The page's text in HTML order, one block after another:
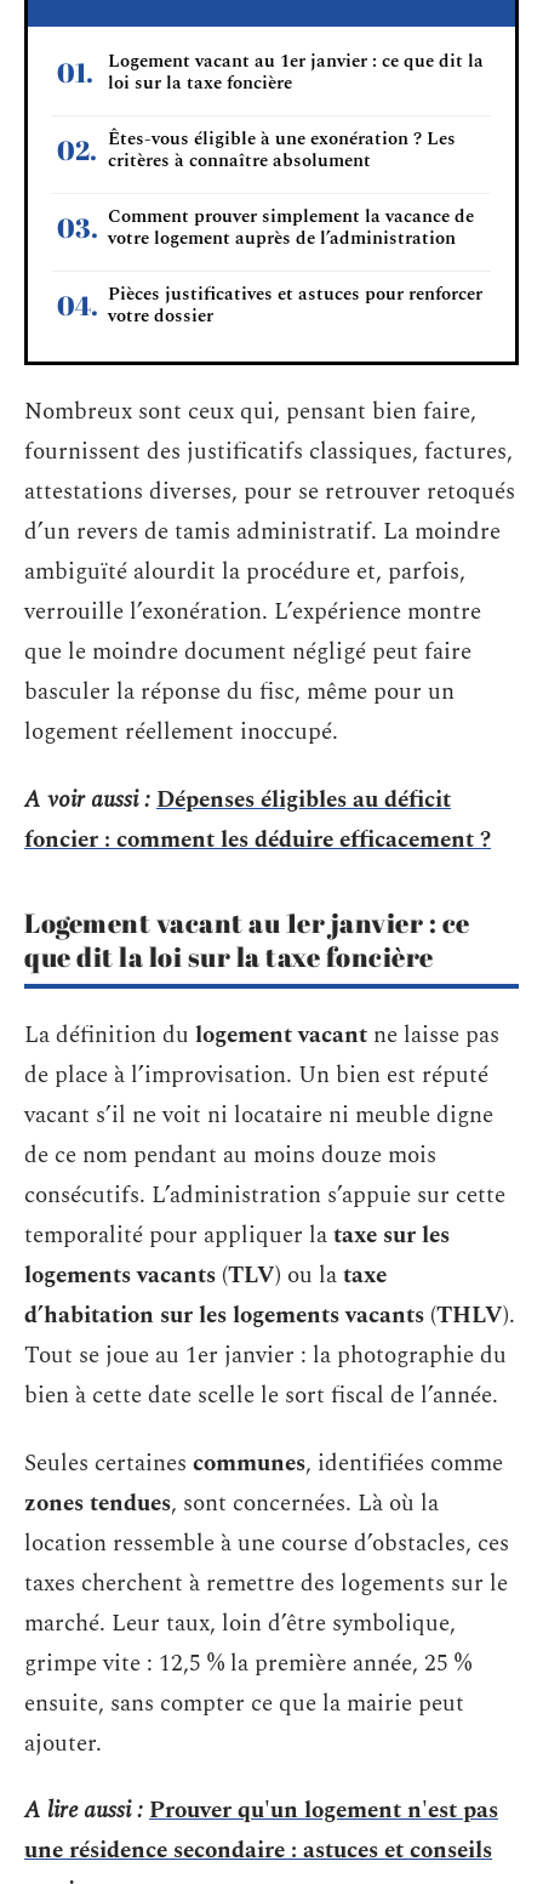
Logement vacant au 1er janvier : ce que dit la
loi sur la taxe foncière
Êtes-vous éligible à une exonération ? Les
critères à connaître absolument
Comment prouver simplement la vacance de
votre logement auprès de l’administration
Pièces justificatives et astuces pour renforcer
votre dossier
Nombreux sont ceux qui, pensant bien faire,
fournissent des justificatifs classiques, factures,
attestations diverses, pour se retrouver retoqués
d’un revers de tamis administratif. La moindre
ambiguïté alourdit la procédure et, parfois,
verrouille l’exonération. L’expérience montre
que le moindre document négligé peut faire
basculer la réponse du fisc, même pour un
logement réellement inoccupé.
A voir aussi :Dépenses éligibles au déficit
foncier : comment les déduire efficacement ?
Logement vacant au 1er janvier : ce
que dit la loi sur la taxe foncière
La définition du logement vacant ne laisse pas
de place à l’improvisation. Un bien est réputé
vacant s’il ne voit ni locataire ni meuble digne
de ce nom pendant au moins douze mois
consécutifs. L’administration s’appuie sur cette
temporalité pour appliquer lataxe sur les
logements vacants (TLV) ou lataxe
d’habitation sur les logements vacants (THLV).
Tout se joue au 1er janvier : la photographie du
bien à cette date scelle le sort fiscal de l’année.
Seules certaines communes, identifiées comme
zones tendues, sont concernées. Là où la
location ressemble à une course d’obstacles, ces
taxes cherchent à remettre des logements sur le
marché. Leur taux, loin d’être symbolique,
grimpe vite : 12,5 % la première année, 25 %
ensuite, sans compter ce que la mairie peut
ajouter.
A lire aussi :Prouver qu'un logement n'est pas
une résidence secondaire : astuces et conseils